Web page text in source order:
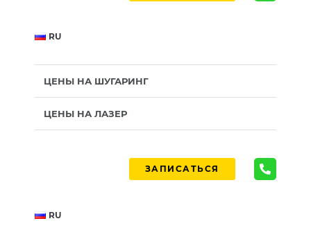
RU
ЦЕНЫ НА ШУГАРИНГ
ЦЕНЫ НА ЛАЗЕР
ЗАПИСАТЬСЯ
RU